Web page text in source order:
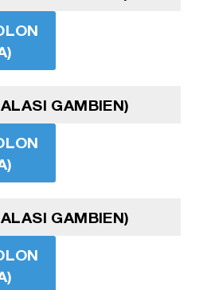
GAMBIEN)
GAMBIEN)